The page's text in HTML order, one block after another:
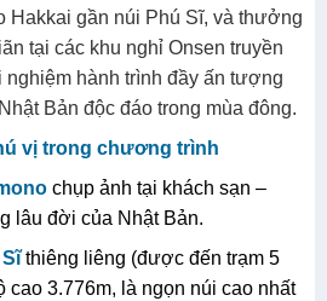
Hakkai gần núi Phú Sĩ, và thưởng
tại các khu nghỉ Onsen truyền
nghiệm hành trình đầy ấn tượng
Bản độc đáo trong mùa đông.
vị trong chương trình
chụp ảnh tại khách sạn –
lâu đời của Nhật Bản.
Sĩthiêng liêng (được đến trạm 5
cao 3.776m, là ngọn núi cao nhất